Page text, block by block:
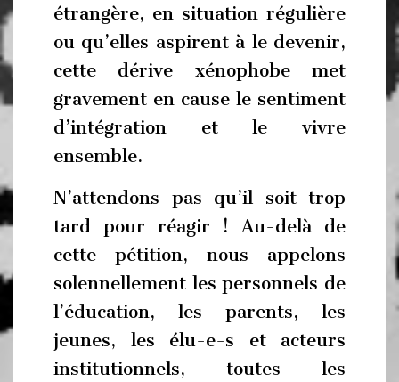
étrangère, en situation régulière
ou qu’elles aspirent à le devenir,
cette dérive xénophobe met
gravement en cause le sentiment
d’intégration et le vivre
ensemble.
N’attendons pas qu’il soit trop
tard pour réagir ! Au-delà de
cette pétition, nous appelons
solennellement les personnels de
l’éducation, les parents, les
jeunes, les élu-e-s et acteurs
institutionnels, toutes les